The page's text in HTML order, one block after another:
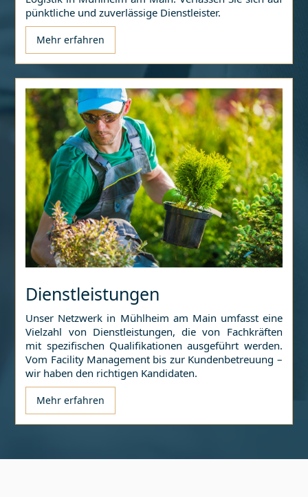
pünktliche und zuverlässige Dienstleister.
Mehr erfahren
Dienstleistungen
Unser Netzwerk in Mühlheim am Main umfasst eine
Vielzahl von Dienstleistungen, die von Fachkräften
mit spezifischen Qualifikationen ausgeführt werden.
Vom Facility Management bis zur Kundenbetreuung –
wir haben den richtigen Kandidaten.
Mehr erfahren